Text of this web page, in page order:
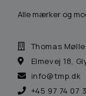
Alle mærker og
Thomas
Elmevej 18,
info@tmp.dk
+45 97 74 07